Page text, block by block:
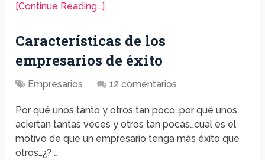
[Continue Reading...]
Características de los
empresarios de éxito
Empresarios 12 comentarios
Por qué unos tanto y otros tan poco…por qué unos
aciertan tantas veces y otros tan pocas…cual es el
motivo de que un empresario tenga más éxito que
otros…¿? …